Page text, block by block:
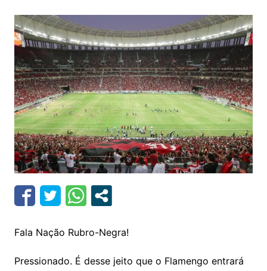
Fala Nação Rubro-Negra!
Pressionado. É desse jeito que o Flamengo entrará